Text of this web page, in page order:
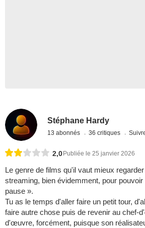
Stéphane Hardy
13 abonnés 36 critiques
2,0 Publiée le 25 janvier 2026
Le genre de films qu'il vaut mieux
streaming, bien évidemment, pour
pause ».
Tu as le temps d'aller faire un petit tour,
faire autre chose puis de revenir au chef-
d'œuvre, forcément, puisque son